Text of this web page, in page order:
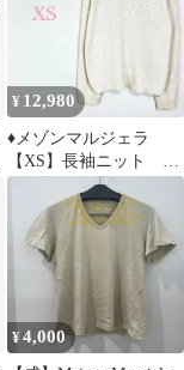
¥ 12,980
♦︎メゾンマルジェラ
【XS】長袖ニット セ
ーター 小さいサイ
ズ クルーネック
¥4,000